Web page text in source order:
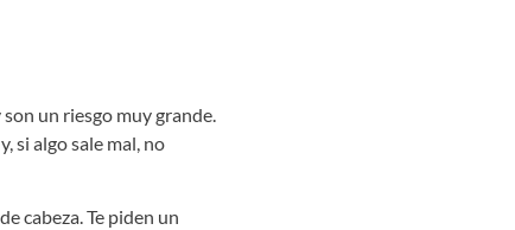
un riesgo muy grande.
si algo sale mal, no
cabeza. Te piden un